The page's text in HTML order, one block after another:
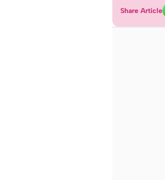
Share Article